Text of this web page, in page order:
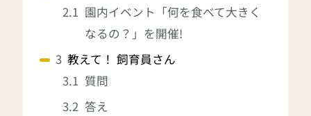
園内イベント「何を食べて大きく
なるの？」を開催!
教えて！ 飼育員さん
質問
答え